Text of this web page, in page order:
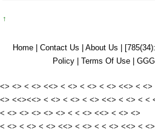
↑
Home | Contact Us | About Us |
Policy | Terms Of Use |
<> <> < <> <<> < <> < <> < <> <<> < <>
<> <<><<> < <> < <> < <> <<> < <> < <
< <> <> <> <> <> < < <> <<> < <> <>
< <> < <> < <> <<> < <> < < <> <<> < <>